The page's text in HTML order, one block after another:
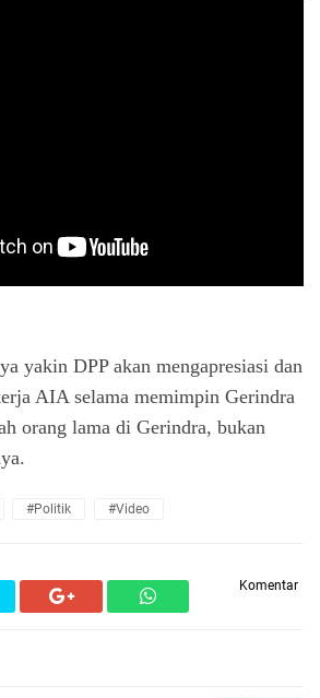
yakin DPP akan mengapresiasi dan
AIA selama memimpin Gerindra
orang lama di Gerindra, bukan
#Politik #Video
Komentar